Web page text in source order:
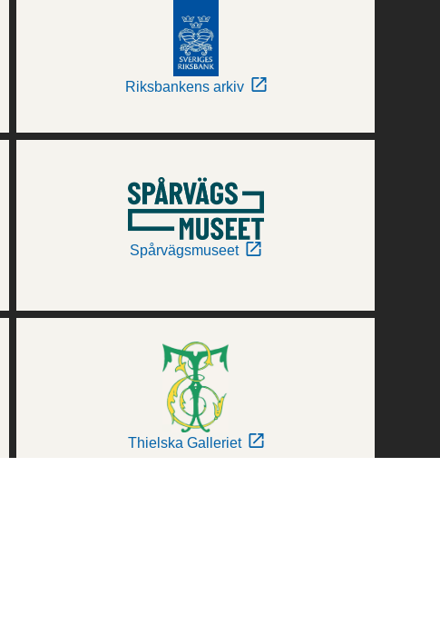
Riksbankens arkiv
Spårvägsmuseet
Thielska Galleriet